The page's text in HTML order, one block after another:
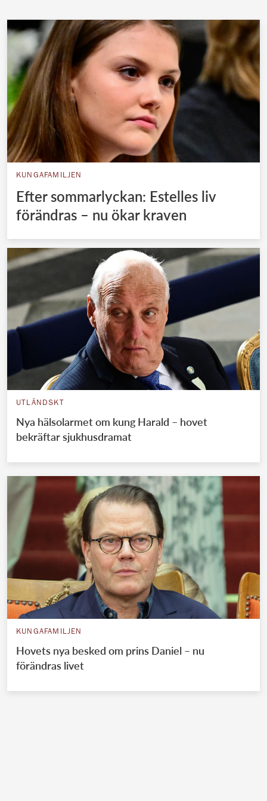
KUNGAFAMILJEN
Efter sommarlyckan: Estelles liv
förändras – nu ökar kraven
UTLÄNDSKT
Nya hälsolarmet om kung Harald – hovet
bekräftar sjukhusdramat
KUNGAFAMILJEN
Hovets nya besked om prins Daniel – nu
förändras livet